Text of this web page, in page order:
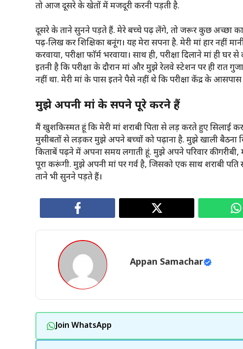
तो आज दूसरे के खेतों में मजदूरी करनी पड़ती है.
दूसरे के ताने सुनने पड़ते हैं. मेरे बच्चे पढ़ लेंगे, तो जरूर कुछ अच्छा
पढ़-लिख कर शिक्षिका बनूंग। यह मेरा सपना है. मेरी मां हार नहीं
करवाया, परीक्षा फाॅर्म भरवाया। साथ ही, परीक्षा दिलाने मां ही
इतनी है कि परीक्षा के दौरान मां और मुझे रेलवे स्टेशन पर ही रात
नहीं था. मेरी मां के पास इतने पैसे नहीं थे कि परीक्षा केंद्र के
मुझे अपनी मां के सपने पूरे करने हैं
मैं खुशकिस्मत हूं कि मेरी मां शराबी पिता से लड़ करते हुए सिलाई
मुसीबतों से लड़कर मुझे अपने बच्चों को पढ़ाना है. मुझे खाली बैठना
किताबें पढ़ने में अपना समय लगाती हूं. मुझे अपने परिवार की
पूरा करूंगी. मुझे अपनी मां पर गर्व है, जिसको एक साथ शराबी
ताने भी सुनने पड़ते हैं।
Appan Samachar
Join WhatsApp